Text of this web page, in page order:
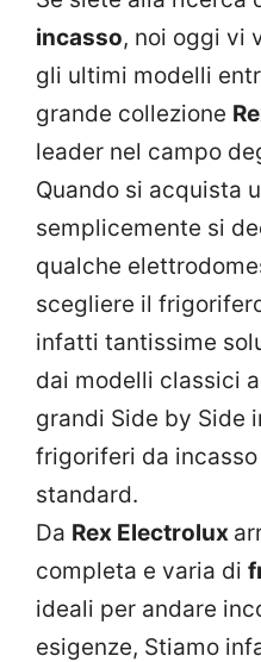
incasso, noi oggi vi
gli ultimi modelli
grande collezione
leader nel campo
Quando si acquista
semplicemente si
qualche
scegliere il
infatti tantissime
dai modelli classici
grandi Side by Side
frigoriferi da
standard.
Da Rex Electrolux
completa e varia di
ideali per andare
esigenze, Stiamo